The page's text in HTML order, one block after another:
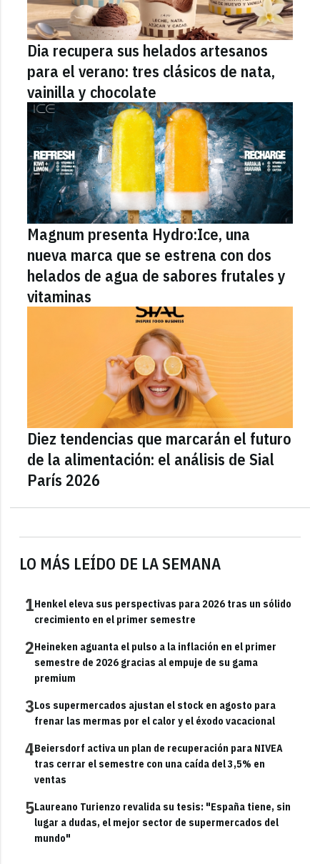
LO MÁS LEÍDO DE LA SEMANA
1Henkel eleva sus perspectivas para 2026 tras un sólido
crecimiento en el primer semestre
2Heineken aguanta el pulso a la inflación en el primer
semestre de 2026 gracias al empuje de su gama
premium
3Los supermercados ajustan el stock en agosto para
frenar las mermas por el calor y el éxodo vacacional
4Beiersdorf activa un plan de recuperación para NIVEA
tras cerrar el semestre con una caída del 3,5% en
ventas
5Laureano Turienzo revalida su tesis: "España tiene, sin
lugar a dudas, el mejor sector de supermercados del
mundo"
Dia recupera sus helados artesanos
para el verano: tres clásicos de nata,
vainilla y chocolate
Magnum presenta Hydro:Ice, una
nueva marca que se estrena con dos
helados de agua de sabores frutales y
vitaminas
Diez tendencias que marcarán el futuro
de la alimentación: el análisis de Sial
París 2026